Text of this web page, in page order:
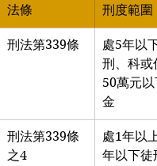
法條 刑度範圍
刑法第339條
處5年以下
刑、科或
50萬元以
金
刑法第339條
之4
處1年以
年以下徒